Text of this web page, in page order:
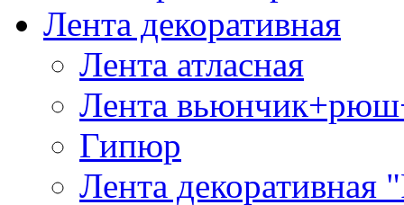
Лента декоративная
Лента атласная
Лента
Гипюр
Лента декоративная